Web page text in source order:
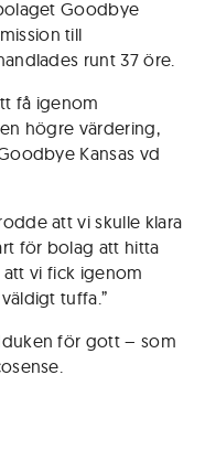
Goodbye
till
runt 37 öre.
få igenom
högre värdering,
Kansas vd
att vi skulle klara
för bolag att hitta
vi fick igenom
tuffa.”
för gott – som